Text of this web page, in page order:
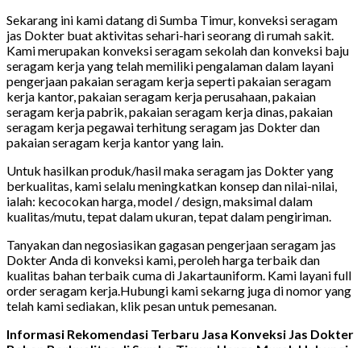
Sekarang ini kami datang di Sumba Timur, konveksi seragam
jas Dokter buat aktivitas sehari-hari seorang di rumah sakit.
Kami merupakan konveksi seragam sekolah dan konveksi baju
seragam kerja yang telah memiliki pengalaman dalam layani
pengerjaan pakaian seragam kerja seperti pakaian seragam
kerja kantor, pakaian seragam kerja perusahaan, pakaian
seragam kerja pabrik, pakaian seragam kerja dinas, pakaian
seragam kerja pegawai terhitung seragam jas Dokter dan
pakaian seragam kerja kantor yang lain.
Untuk hasilkan produk/hasil maka seragam jas Dokter yang
berkualitas, kami selalu meningkatkan konsep dan nilai-nilai,
ialah: kecocokan harga, model / design, maksimal dalam
kualitas/mutu, tepat dalam ukuran, tepat dalam pengiriman.
Tanyakan dan negosiasikan gagasan pengerjaan seragam jas
Dokter Anda di konveksi kami, peroleh harga terbaik dan
kualitas bahan terbaik cuma di Jakartauniform. Kami layani full
order seragam kerja.Hubungi kami sekarng juga di nomor yang
telah kami sediakan, klik pesan untuk pemesanan.
Informasi Rekomendasi Terbaru Jasa Konveksi Jas Dokter